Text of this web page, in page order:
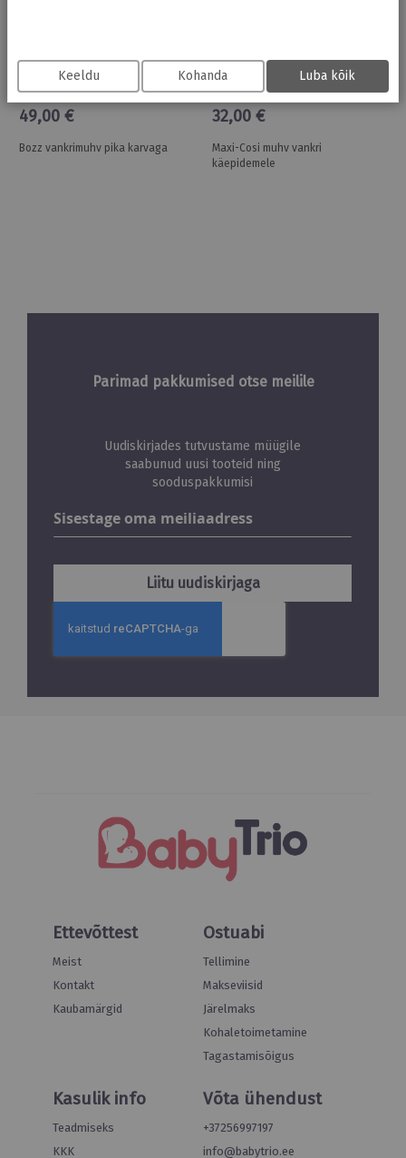
Bozz
49,00 €
Bozz vankrimuhv pika karvaga
Maxi-Cosi
32,00 €
Maxi-Cosi muhv vankri
käepidemele
Parimad pakkumised otse meilile
Uudiskirjades tutvustame müügile
saabunud uusi tooteid ning
sooduspakkumisi
uudiskirjaga:
Liitu uudiskirjaga
Ettevõttest
Meist
Kontakt
Kaubamärgid
Ostuabi
Tellimine
Makseviisid
Järelmaks
Kohaletoimetamine
Tagastamisõigus
Kasulik info
Teadmiseks
KKK
Võta ühendust
+37256997197
info@babytrio.ee
Keeldu Kohanda Luba kõik